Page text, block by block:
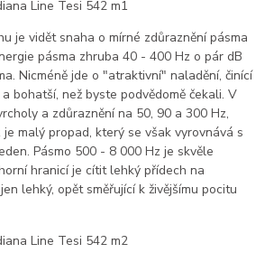
je vidět snaha o mírné zdůraznění pásma
pásma zhruba 40 - 400 Hz o pár dB
Nicméně jde o "atraktivní" naladění, činící
bohatší, než byste podvědomě čekali. V
a zdůraznění na 50, 90 a 300 Hz,
malý propad, který se však vyrovnává s
Pásmo 500 - 8 000 Hz je skvěle
hranicí je cítit lehký přídech na
lehký, opět směřující k živějšímu pocitu